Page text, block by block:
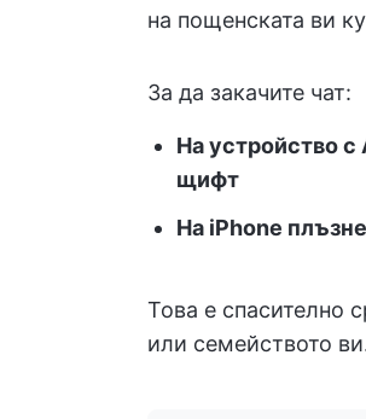
на пощенската ви
За да закачите чат:
На устройство с
щифт
На iPhone
Това е спасително
или семейството